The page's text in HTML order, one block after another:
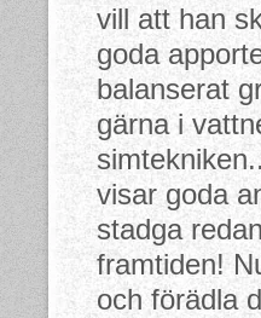
vill att han
goda
balanserat
gärna i
visar goda
stadga
framtiden!
och förädla